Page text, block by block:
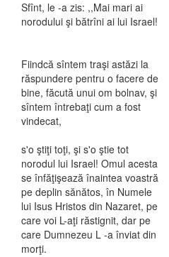
Sfînt, le -a zis: ,,Mai mari ai
norodului şi bătrîni ai lui Israel!
Fiindcă sîntem traşi astăzi la
răspundere pentru o facere de
bine, făcută unui om bolnav, şi
sîntem întrebaţi cum a fost
vindecat,
s'o ştiţi toţi, şi s'o ştie tot
norodul lui Israel! Omul acesta
se înfăţişează înaintea voastră
pe deplin sănătos, în Numele
lui Isus Hristos din Nazaret, pe
care voi L-aţi răstignit, dar pe
care Dumnezeu L -a înviat din
morţi.